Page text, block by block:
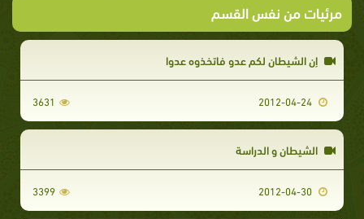
مرئيات من نفس القسم
إن الشيطان لكم عدو فاتخذوه عدوا
3631
الشيطان و الدراسة
3399